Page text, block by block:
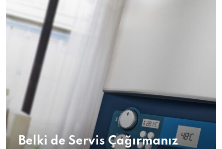
Belki de Servis Çağırmanız